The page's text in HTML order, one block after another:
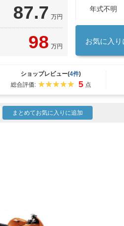
87.7 万円
98 万円
年式不明
お気に入り
ショップレビュー(4件)
総合評価:
5 点
まとめてお気に入りに追加